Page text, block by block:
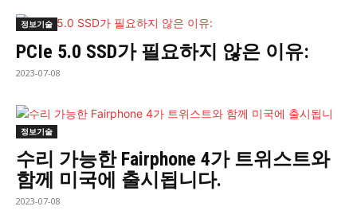
정보기술
PCIe 5.0 SSD가 필요하지 않은 이유:
2023-07-08
정보기술
수리 가능한 Fairphone 4가 트위스트와
함께 미국에 출시됩니다.
2023-07-08